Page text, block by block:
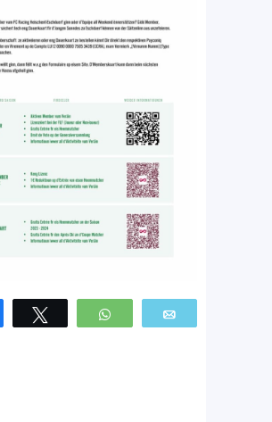
Partagez Tweetez WhatsApp